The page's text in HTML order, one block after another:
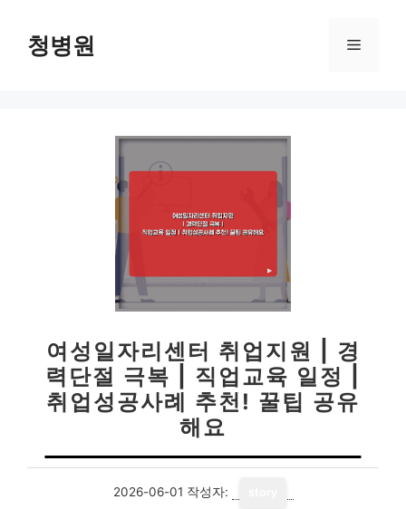
청병원 메
여성일자리센터 취업지원 | 경
력단절 극복 | 직업교육 일정 |
취업성공사례 추천! 꿀팁 공유
해요
2026-06-01 작성자: